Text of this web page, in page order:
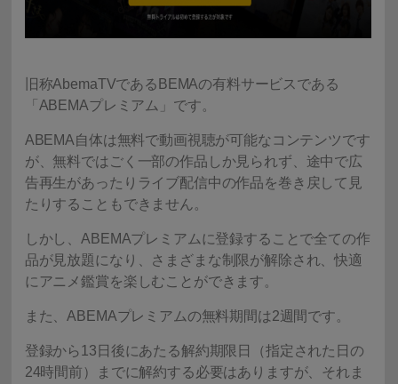
旧称AbemaTVであるBEMAの有料サービスである
「ABEMAプレミアム」です。
ABEMA自体は無料で動画視聴が可能なコンテンツです
が、無料ではごく一部の作品しか見られず、途中で広
告再生があったりライブ配信中の作品を巻き戻して見
たりすることもできません。
しかし、ABEMAプレミアムに登録することで全ての作
品が見放題になり、さまざまな制限が解除され、快適
にアニメ鑑賞を楽しむことができます。
また、ABEMAプレミアムの無料期間は2週間です。
登録から13日後にあたる解約期限日（指定された日の
24時間前）までに解約する必要はありますが、それま